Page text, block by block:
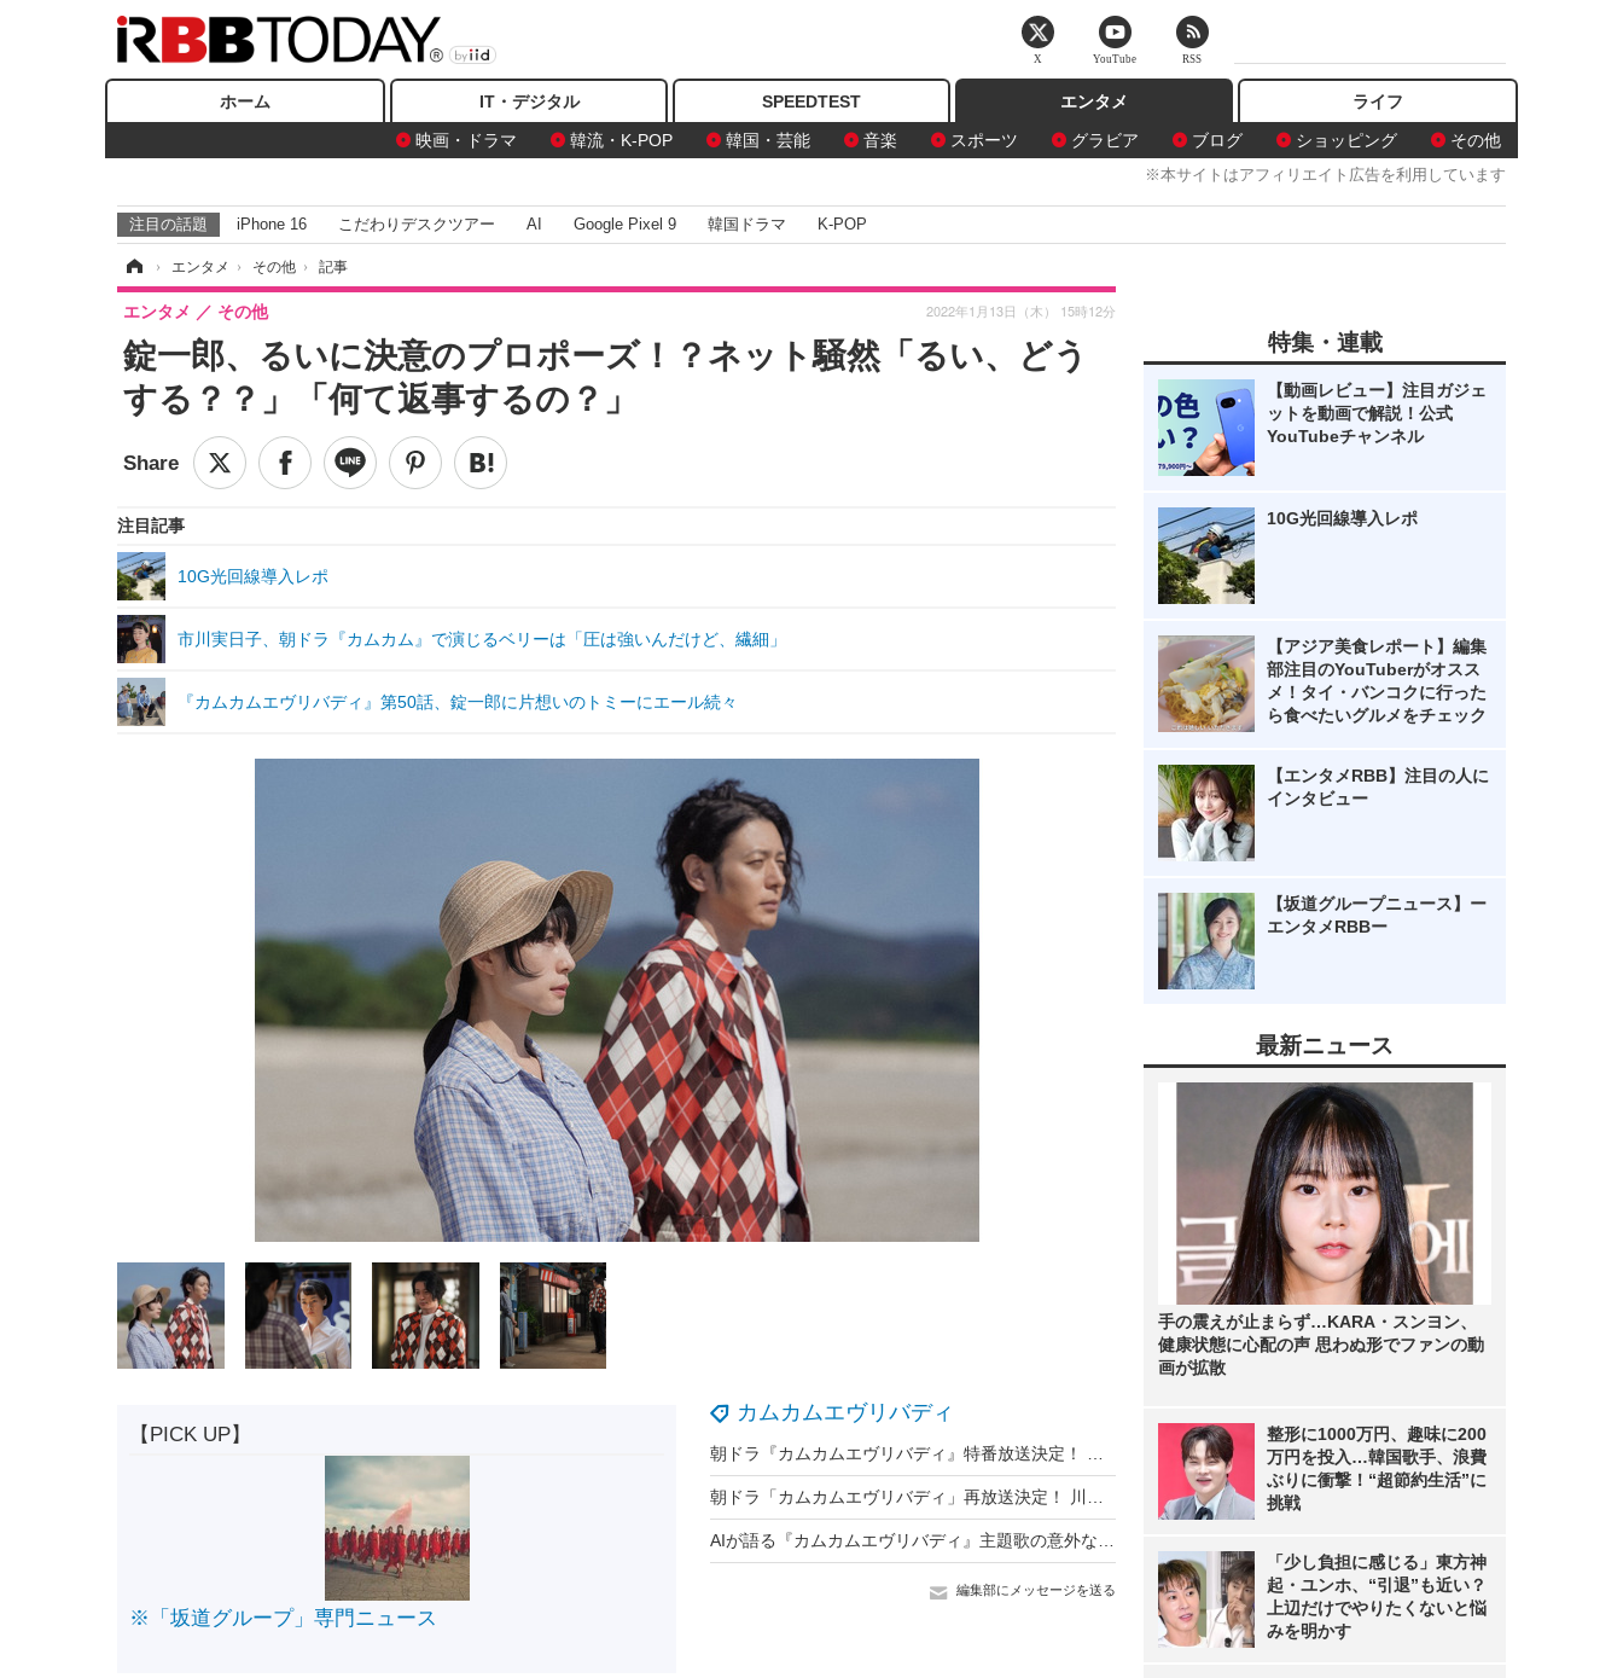
ホーム IT・デジタル SPEEDTEST
エンタメ
映画・ドラマ
韓流・K-POP 韓国・芸能 音楽 スポーツ グラビア ブログ ショッピング その他
ライフ
※本サイトはアフィリエイト広告を利用しています
注目の話題 iPhone 16 こだわりデスクツアー AI Google Pixel 9 韓国ドラマ K-POP
› エンタメ › その他 › 記事
錠一郎、るいに決意のプロポーズ！？ネット騒然「るい、どう
する？？」「何て返事するの？」
エンタメ その他 2022年1月13日（木） 15時12分
注目記事
10G光回線導入レポ
市川実日子、朝ドラ『カムカム』で演じるベリーは「圧は強いんだけど、繊細」
『カムカムエヴリバディ』第50話、錠一郎に片想いのトミーにエール続々
カムカムエヴリバディ
編集部にメッセージを送る
【PICK UP】
※「坂道グループ」専門ニュース
特集・連載
【動画レビュー】注目ガジェ
ットを動画で解説！公式
YouTubeチャンネル
10G光回線導入レポ
【アジア美食レポート】編集
部注目のYouTuberがオスス
メ！タイ・バンコクに行った
ら食べたいグルメをチェック
【エンタメRBB】注目の人に
インタビュー
【坂道グループニュース】ー
エンタメRBBー
最新ニュース
手の震えが止まらず…KARA・スンヨン、
健康状態に心配の声 思わぬ形でファンの動
画が拡散
整形に1000万円、趣味に200
万円を投入…韓国歌手、浪費
ぶりに衝撃！“超節約生活”に
挑戦
「少し負担に感じる」東方神
起・ユンホ、“引退”も近い？
上辺だけでやりたくないと悩
みを明かす
X YouTube RSS